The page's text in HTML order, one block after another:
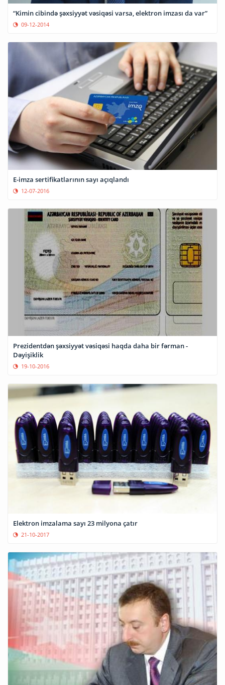
“Kimin cibində şəxsiyyət vəsiqəsi varsa, elektron imzası da var”
09-12-2014
E-imza sertifikatlarının sayı açıqlandı
12-07-2016
Prezidentdən şəxsiyyət vəsiqəsi haqda daha bir fərman -
Dəyişiklik
19-10-2016
Elektron imzalama sayı 23 milyona çatır
21-10-2017